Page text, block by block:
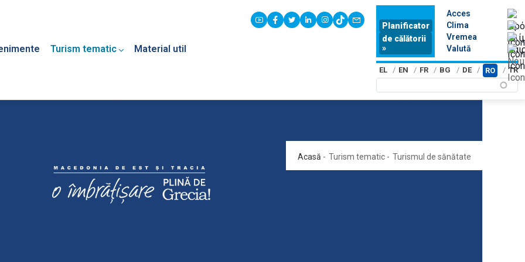
Turism tematic Material util
youtubefacebook
twitterlinkedininstagram
tiktokcontact
Planificator
de călătorii
»
Acces
Clima
Vremea
Valută
EL EN FR BG DE RO TR
Acasă - Turism tematic - Turismul de sănătate